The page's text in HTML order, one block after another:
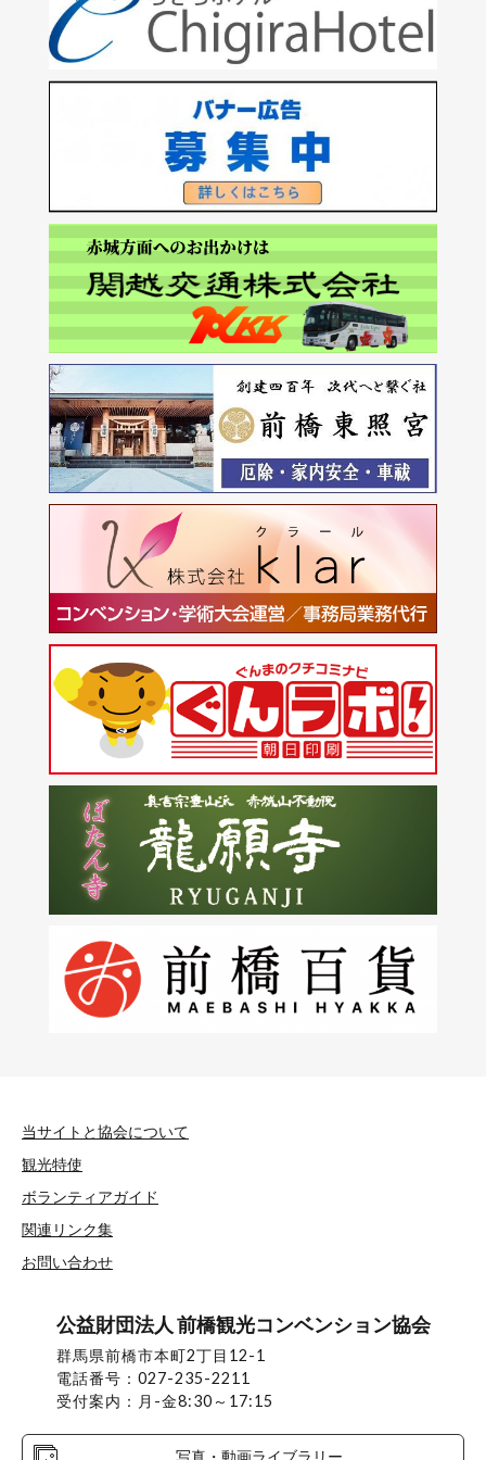
当サイトと協会について
観光特使
ボランティアガイド
関連リンク集
お問い合わせ
公益財団法人 前橋観光コンベンション協会
群馬県前橋市本町2丁目12-1
電話番号：027-235-2211
受付案内：月-金8:30～17:15